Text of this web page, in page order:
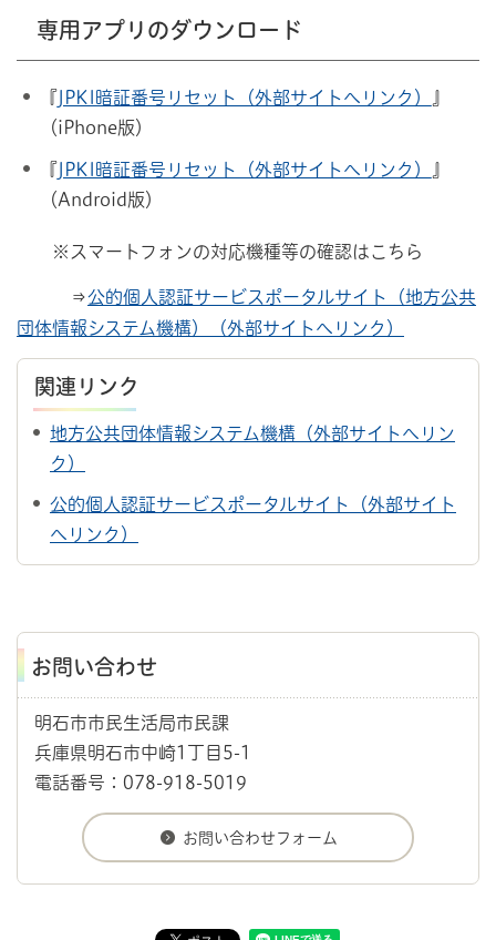
専用アプリのダウンロード
『 JPKI暗証番号リセット（外部サイトへリンク）
（iPhone版）
『 JPKI暗証番号リセット（外部サイトへリンク）
（Android版）
※スマートフォンの対応機種等の確認はこちら
⇒公的個人認証サービスポータルサイト（地方公共
団体情報システム機構）（外部サイトへリンク）
関連リンク
地方公共団体情報システム機構（外部サイトへリン
ク）
公的個人認証サービスポータルサイト
（外部サイト
へリンク）
お問い合わせ
明石市市民生活局市民課
兵庫県明石市中崎1丁目5-1
電話番号：078-918-5019